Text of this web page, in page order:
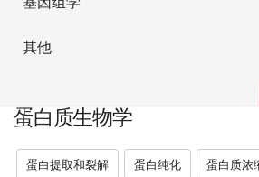
其他
蛋白质生物学
蛋白提取和裂解 蛋白纯化 蛋白质浓